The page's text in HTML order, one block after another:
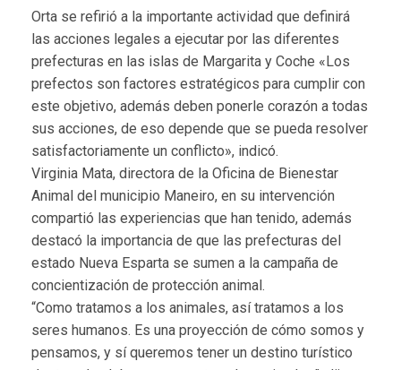
Orta se refirió a la importante actividad que definirá
las acciones legales a ejecutar por las diferentes
prefecturas en las islas de Margarita y Coche «Los
prefectos son factores estratégicos para cumplir con
este objetivo, además deben ponerle corazón a todas
sus acciones, de eso depende que se pueda resolver
satisfactoriamente un conflicto», indicó.
Virginia Mata, directora de la Oficina de Bienestar
Animal del municipio Maneiro, en su intervención
compartió las experiencias que han tenido, además
destacó la importancia de que las prefecturas del
estado Nueva Esparta se sumen a la campaña de
concientización de protección animal.
“Como tratamos a los animales, así tratamos a los
seres humanos. Es una proyección de cómo somos y
pensamos, y sí queremos tener un destino turístico